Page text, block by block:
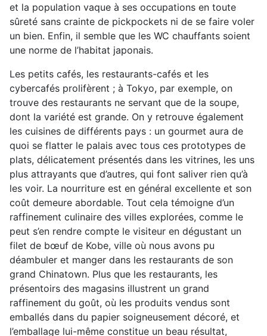
et la population vaque à ses occupations en toute
sûreté sans crainte de pickpockets ni de se faire voler
un bien. Enfin, il semble que les WC chauffants soient
une norme de l’habitat japonais.
Les petits cafés, les restaurants-cafés et les
cybercafés prolifèrent ; à Tokyo, par exemple, on
trouve des restaurants ne servant que de la soupe,
dont la variété est grande. On y retrouve également
les cuisines de différents pays : un gourmet aura de
quoi se flatter le palais avec tous ces prototypes de
plats, délicatement présentés dans les vitrines, les uns
plus attrayants que d’autres, qui font saliver rien qu’à
les voir. La nourriture est en général excellente et son
coût demeure abordable. Tout cela témoigne d’un
raffinement culinaire des villes explorées, comme le
peut s’en rendre compte le visiteur en dégustant un
filet de bœuf de Kobe, ville où nous avons pu
déambuler et manger dans les restaurants de son
grand Chinatown. Plus que les restaurants, les
présentoirs des magasins illustrent un grand
raffinement du goût, où les produits vendus sont
emballés dans du papier soigneusement décoré, et
l’emballage lui-même constitue un beau résultat,